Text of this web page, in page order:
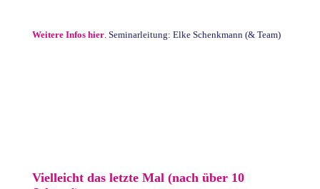
Weitere Infos hier. Seminarleitung: Elke Schenkmann (& Team)
Vielleicht das letzte Mal (nach über 10